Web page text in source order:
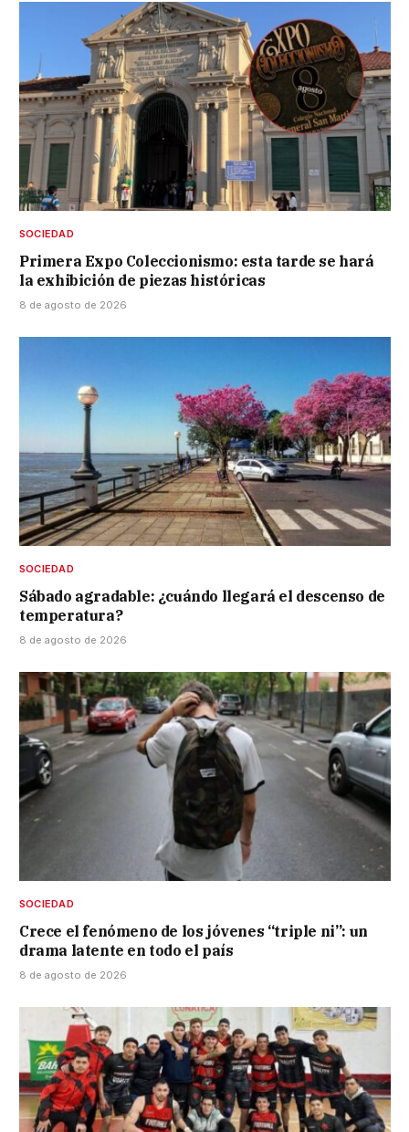
SOCIEDAD
Primera Expo Coleccionismo: esta tarde se hará
la exhibición de piezas históricas
8 de agosto de 2026
SOCIEDAD
Sábado agradable: ¿cuándo llegará el descenso de
temperatura?
8 de agosto de 2026
SOCIEDAD
Crece el fenómeno de los jóvenes “triple ni”: un
drama latente en todo el país
8 de agosto de 2026